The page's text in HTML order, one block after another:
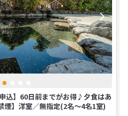
】60日前までがお得♪夕食はあ
】洋室／無指定(2名～4名1室)